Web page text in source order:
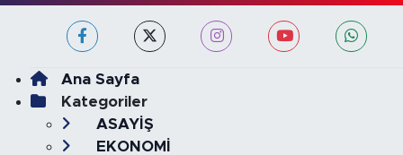
Ana Sayfa
Kategoriler
ASAYİŞ
EKONOMİ